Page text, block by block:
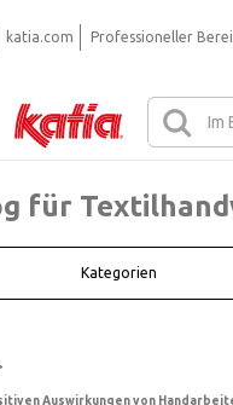
für
Kategorien
katia.com Professioneller